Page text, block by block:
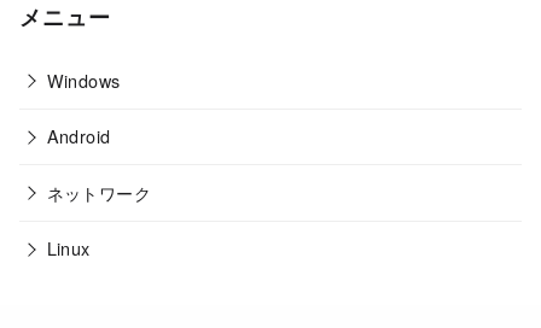
メニュー
Windows
Android
ネットワーク
Linux